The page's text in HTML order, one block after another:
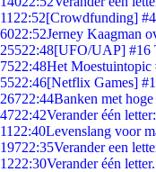
11 22:52[Crowdfunding]
6022:52Jerney Kaagman
25522:48[UFO/UAP] #16
7522:48Het Moestuintopic
5522:46[Netflix Games] #1
26722:44Banken met
4722:42Verander één
11 22:40Levenslang voor
19722:35Verander een
1222:30Verander één